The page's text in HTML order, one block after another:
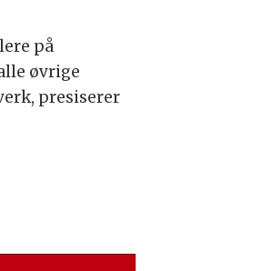
på
øvrige
presiserer